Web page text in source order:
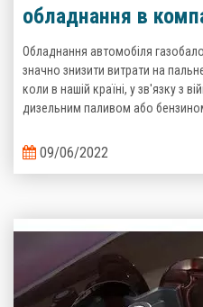
обладнання в
Обладнання автомобіля
значно знизити витрати на
коли в нашій країні, у зв'язку з
дизельним паливом або
09/06/2022